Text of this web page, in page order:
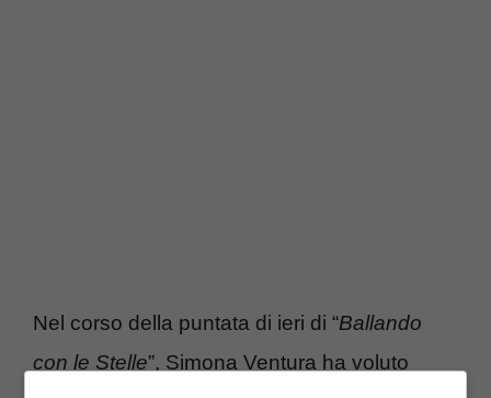
Nel corso della puntata di ieri di “Ballando
con le Stelle”, Simona Ventura ha voluto